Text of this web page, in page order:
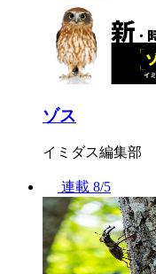
ゾス
イミダス編集部
連載 8/5